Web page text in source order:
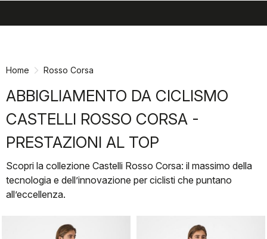
Home Rosso Corsa
ABBIGLIAMENTO DA CICLISMO
CASTELLI ROSSO CORSA -
PRESTAZIONI AL TOP
Scopri la collezione Castelli Rosso Corsa: il massimo della
tecnologia e dell’innovazione per ciclisti che puntano
all’eccellenza.